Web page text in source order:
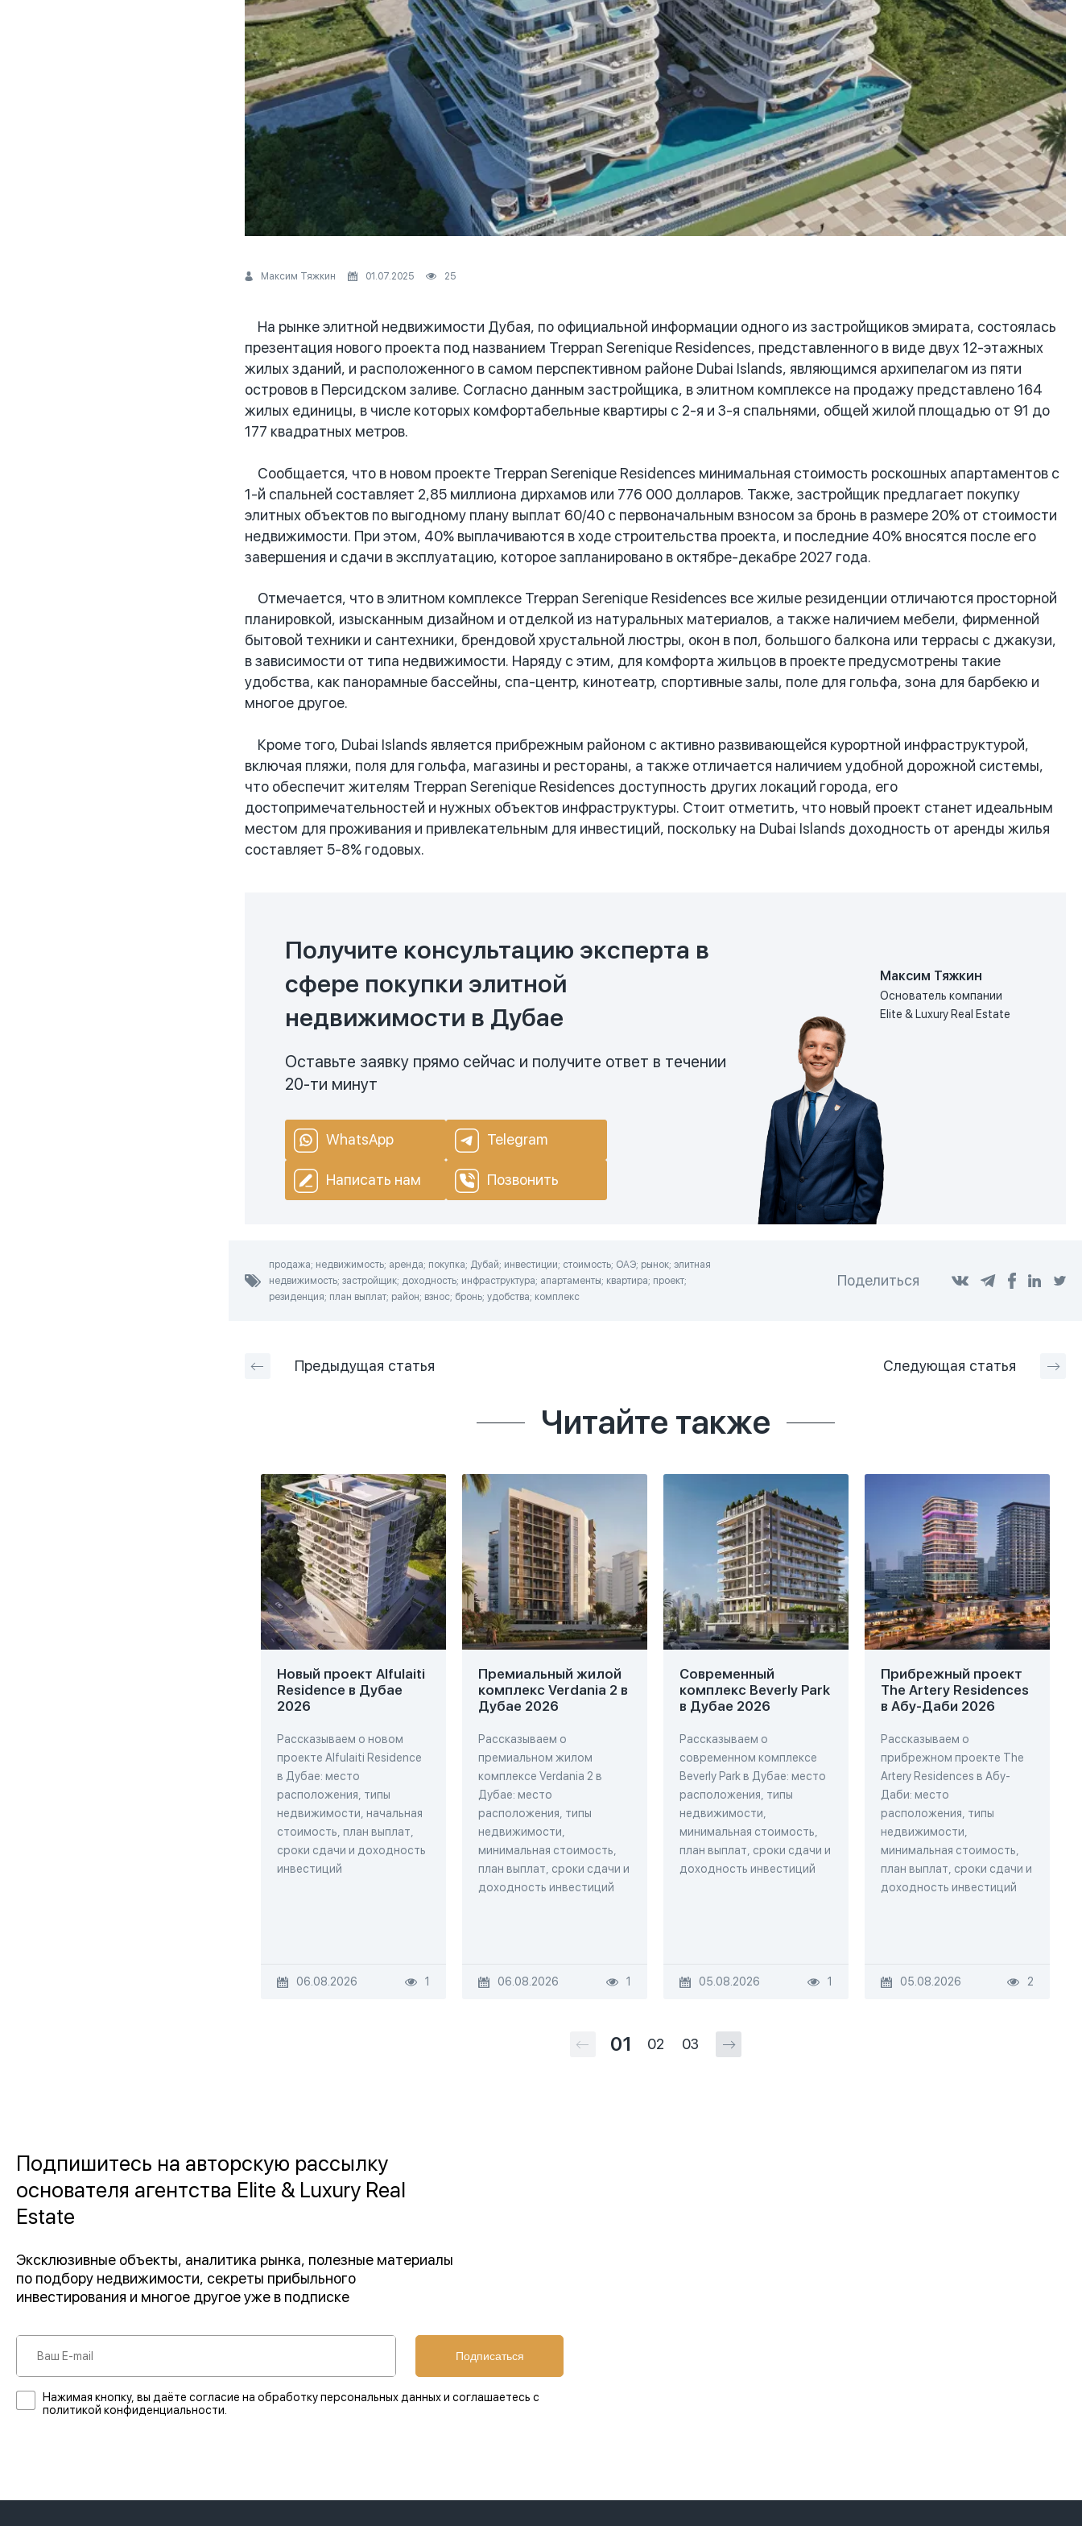
Максим Тяжкин 01.07.2025 25
На рынке элитной недвижимости Дубая, по официальной информации одного из застройщиков эмирата, состоялась
презентация нового проекта под названием Treppan Serenique Residences, представленного в виде двух 12-этажных
жилых зданий, и расположенного в самом перспективном районе Dubai Islands, являющимся архипелагом из пяти
островов в Персидском заливе. Согласно данным застройщика, в элитном комплексе на продажу представлено 164
жилых единицы, в числе которых комфортабельные квартиры с 2-я и 3-я спальнями, общей жилой площадью от 91 до
177 квадратных метров.
Сообщается, что в новом проекте Treppan Serenique Residences минимальная стоимость роскошных апартаментов с
1-й спальней составляет 2,85 миллиона дирхамов или 776 000 долларов. Также, застройщик предлагает покупку
элитных объектов по выгодному плану выплат 60/40 с первоначальным взносом за бронь в размере 20% от стоимости
недвижимости. При этом, 40% выплачиваются в ходе строительства проекта, и последние 40% вносятся после его
завершения и сдачи в эксплуатацию, которое запланировано в октябре-декабре 2027 года.
Отмечается, что в элитном комплексе Treppan Serenique Residences все жилые резиденции отличаются просторной
планировкой, изысканным дизайном и отделкой из натуральных материалов, а также наличием мебели, фирменной
бытовой техники и сантехники, брендовой хрустальной люстры, окон в пол, большого балкона или террасы с джакузи,
в зависимости от типа недвижимости. Наряду с этим, для комфорта жильцов в проекте предусмотрены такие
удобства, как панорамные бассейны, спа-центр, кинотеатр, спортивные залы, поле для гольфа, зона для барбекю и
многое другое.
Кроме того, Dubai Islands является прибрежным районом с активно развивающейся курортной инфраструктурой,
включая пляжи, поля для гольфа, магазины и рестораны, а также отличается наличием удобной дорожной системы,
что обеспечит жителям Treppan Serenique Residences доступность других локаций города, его
достопримечательностей и нужных объектов инфраструктуры. Стоит отметить, что новый проект станет идеальным
местом для проживания и привлекательным для инвестиций, поскольку на Dubai Islands доходность от аренды жилья
составляет 5-8% годовых.
Получите консультацию эксперта в
сфере покупки элитной
недвижимости в Дубае
Оставьте заявку прямо сейчас и получите ответ в течении
20-ти минут
WhatsApp Telegram
Написать нам Позвонить
Максим Тяжкин
Основатель компании
Elite & Luxury Real Estate
продажа; недвижимость; аренда; покупка; Дубай; инвестиции; стоимость; ОАЭ; рынок; элитная
недвижимость; застройщик; доходность; инфраструктура; апартаменты; квартира; проект;
резиденция; план выплат; район; взнос; бронь; удобства; комплекс
Поделиться
Предыдущая статья Следующая статья
Читайте также
Новый проект Alfulaiti
Residence в Дубае
2026
Рассказываем о новом
проекте Alfulaiti Residence
в Дубае: место
расположения, типы
недвижимости, начальная
стоимость, план выплат,
сроки сдачи и доходность
инвестиций
06.08.2026 1
Премиальный жилой
комплекс Verdania 2 в
Дубае 2026
Рассказываем о
премиальном жилом
комплексе Verdania 2 в
Дубае: место
расположения, типы
недвижимости,
минимальная стоимость,
план выплат, сроки сдачи и
доходность инвестиций
06.08.2026 1
Современный
комплекс Beverly Park
в Дубае 2026
Рассказываем о
современном комплексе
Beverly Park в Дубае: место
расположения, типы
недвижимости,
минимальная стоимость,
план выплат, сроки сдачи и
доходность инвестиций
05.08.2026 1
Прибрежный проект
The Artery Residences
в Абу-Даби 2026
Рассказываем о
прибрежном проекте The
Artery Residences в Абу-
Даби: место
расположения, типы
недвижимости,
минимальная стоимость,
план выплат, сроки сдачи и
доходность инвестиций
05.08.2026 2
01 02 03
Подпишитесь на авторскую рассылку
основателя агентства Elite & Luxury Real
Estate
Эксклюзивные объекты, аналитика рынка, полезные материалы
по подбору недвижимости, секреты прибыльного
инвестирования и многое другое уже в подписке
Подписаться
Нажимая кнопку, вы даёте согласие на обработку персональных данных и соглашаетесь с
политикой конфиденциальности.